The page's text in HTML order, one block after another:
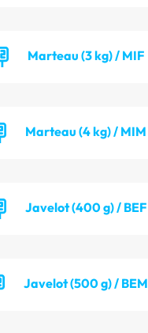
Marteau (3 kg) / MIF
Marteau (4 kg) / MIM
Javelot (400 g) / BEF
Javelot (500 g) / BEM